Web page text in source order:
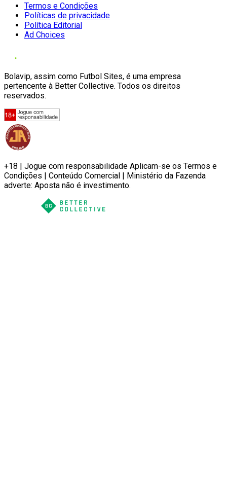
Termos e Condições
Políticas de privacidade
Política Editorial
Ad Choices
Bolavip, assim como Futbol Sites, é uma empresa
pertencente à Better Collective. Todos os direitos
reservados.
+18 | Jogue com responsabilidade Aplicam-se os Termos e
Condições | Conteúdo Comercial | Ministério da Fazenda
adverte: Aposta não é investimento.